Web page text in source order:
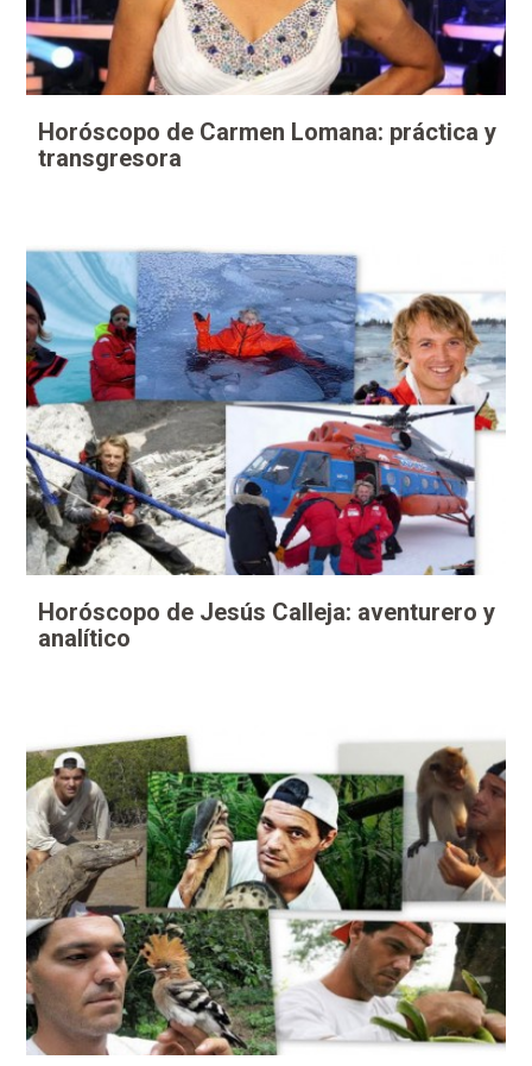
Horóscopo de Carmen Lomana: práctica y
transgresora
Horóscopo de Jesús Calleja: aventurero y
analítico